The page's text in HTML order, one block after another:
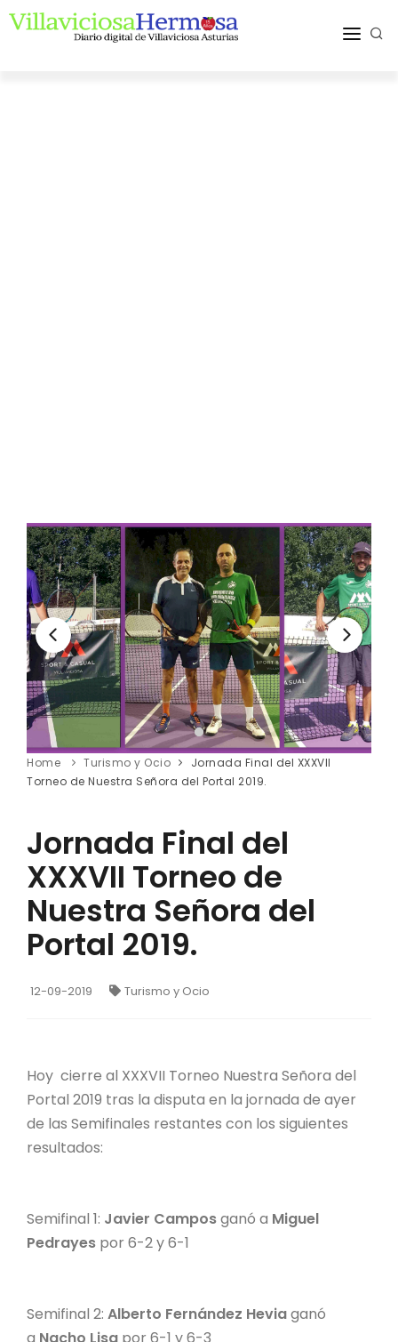
Home Turismo y Ocio
Jornada Final del XXXVII
Torneo de Nuestra Señora del Portal 2019.
Jornada Final del
XXXVII Torneo de
Nuestra Señora del
Portal 2019.
12-09-2019 Turismo y Ocio
Hoy cierre al XXXVII Torneo Nuestra Señora del
Portal 2019 tras la disputa en la jornada de ayer
de las Semifinales restantes con los siguientes
resultados:
Semifinal 1: Javier Camposganó a Miguel
Pedrayes por 6-2 y 6-1
Semifinal 2: Alberto Fernández Heviaganó
a Nacho Lisa por 6-1 y 6-3